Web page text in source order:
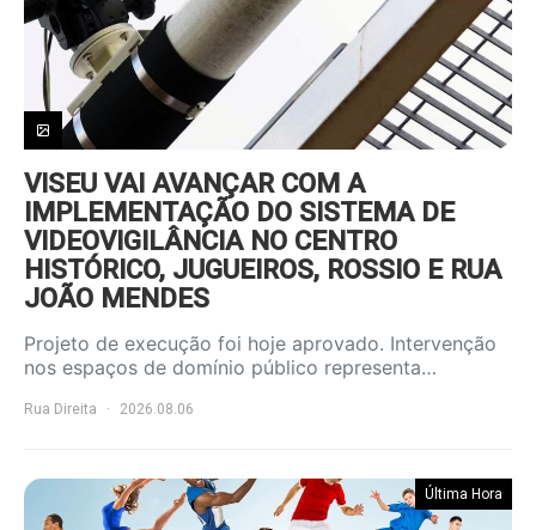
VISEU VAI AVANÇAR COM A
IMPLEMENTAÇÃO DO SISTEMA DE
VIDEOVIGILÂNCIA NO CENTRO
HISTÓRICO, JUGUEIROS, ROSSIO E RUA
JOÃO MENDES
Projeto de execução foi hoje aprovado. Intervenção
nos espaços de domínio público representa…
Rua Direita 2026.08.06
Última Hora